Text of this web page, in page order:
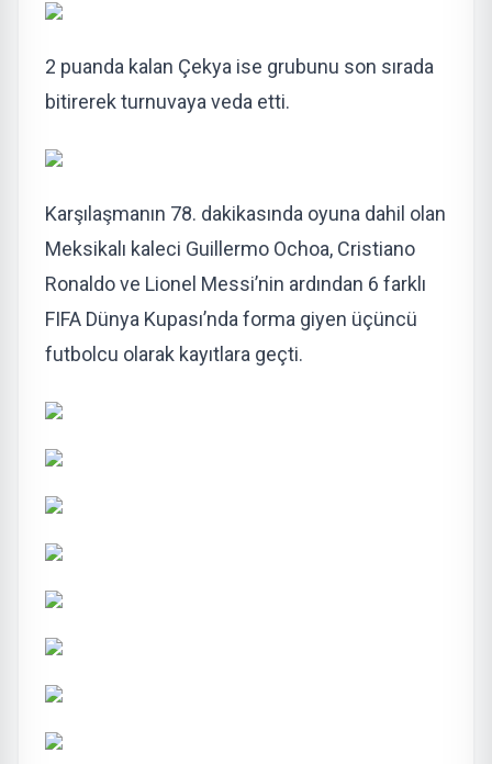
2 puanda kalan Çekya ise grubunu son sırada
bitirerek turnuvaya veda etti.
Karşılaşmanın 78. dakikasında oyuna dahil olan
Meksikalı kaleci Guillermo Ochoa, Cristiano
Ronaldo ve Lionel Messi’nin ardından 6 farklı
FIFA Dünya Kupası’nda forma giyen üçüncü
futbolcu olarak kayıtlara geçti.